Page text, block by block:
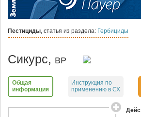
Пестициды, статья из раздела: Гербициды
Сикурс, ВР
Общая
информация
Инструкция по
применению в СХ